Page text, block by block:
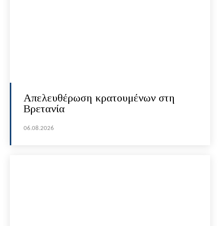
Απελευθέρωση κρατουμένων στη
Βρετανία
06.08.2026